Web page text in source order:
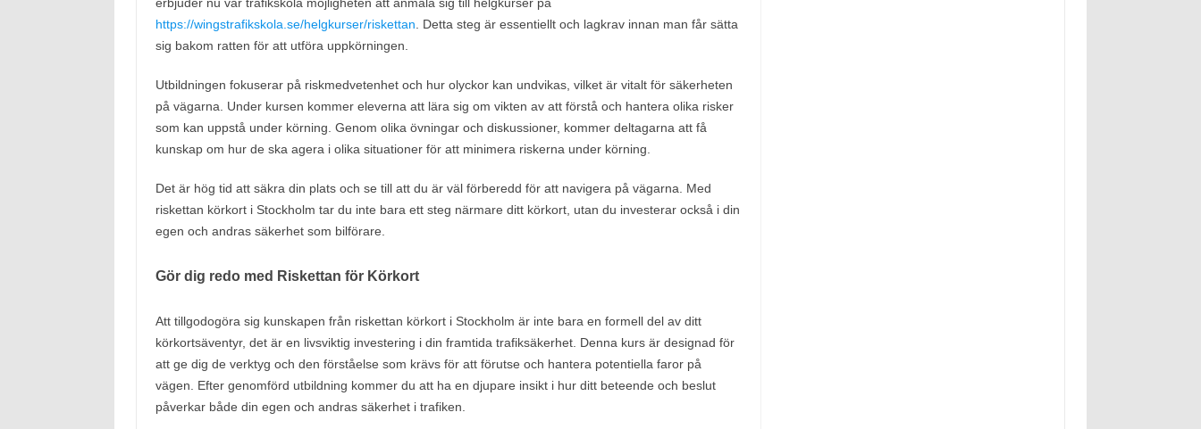
https://wingstrafikskola.se/helgkurser/riskettan . Detta steg är essentiellt och lagkrav innan man får sätta
sig bakom ratten för att utföra uppkörningen.
Utbildningen fokuserar på riskmedvetenhet och hur olyckor kan undvikas, vilket är vitalt för säkerheten
på vägarna. Under kursen kommer eleverna att lära sig om vikten av att förstå och hantera olika risker
som kan uppstå under körning. Genom olika övningar och diskussioner, kommer deltagarna att få
kunskap om hur de ska agera i olika situationer för att minimera riskerna under körning.
Det är hög tid att säkra din plats och se till att du är väl förberedd för att navigera på vägarna. Med
riskettan körkort i Stockholm tar du inte bara ett steg närmare ditt körkort, utan du investerar också i din
egen och andras säkerhet som bilförare.
Gör dig redo med Riskettan för Körkort
Att tillgodogöra sig kunskapen från riskettan körkort i Stockholm är inte bara en formell del av ditt
körkortsäventyr, det är en livsviktig investering i din framtida trafiksäkerhet. Denna kurs är designad för
att ge dig de verktyg och den förståelse som krävs för att förutse och hantera potentiella faror på
vägen. Efter genomförd utbildning kommer du att ha en djupare insikt i hur ditt beteende och beslut
påverkar både din egen och andras säkerhet i trafiken.